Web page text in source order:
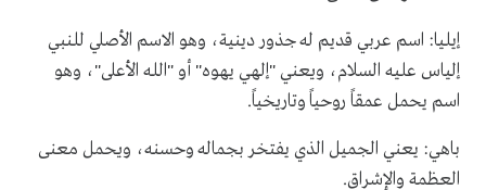
إيليا: اسم عربي قديم له جذور دينية، وهو الاسم الأصلي للنبي
إلياس عليه السلام، ويعني "إلهي يهوه" أو "الله الأعلى"، وهو
اسم يحمل عمقاً روحياً وتاريخياً.
باهي: يعني الجميل الذي يفتخر بجماله وحسنه، ويحمل معنى
العظمة والإشراق.